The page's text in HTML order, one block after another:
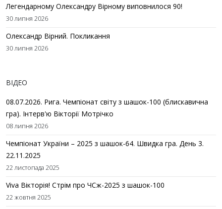
Легендарному Олександру Вірному виповнилося 90!
30 липня 2026
Олександр Вірний. Покликання
30 липня 2026
ВІДЕО
08.07.2026. Рига. Чемпіонат світу з шашок-100 (блискавична
гра). Інтерв'ю Вікторії Мотрічко
08 липня 2026
Чемпіонат України – 2025 з шашок-64. Швидка гра. День 3.
22.11.2025
22 листопада 2025
Viva Вікторія! Стрім про ЧСж-2025 з шашок-100
22 жовтня 2025